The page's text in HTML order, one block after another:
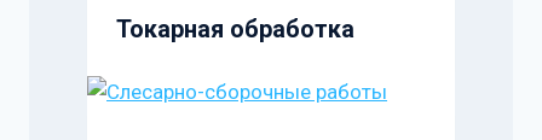
Токарная обработка